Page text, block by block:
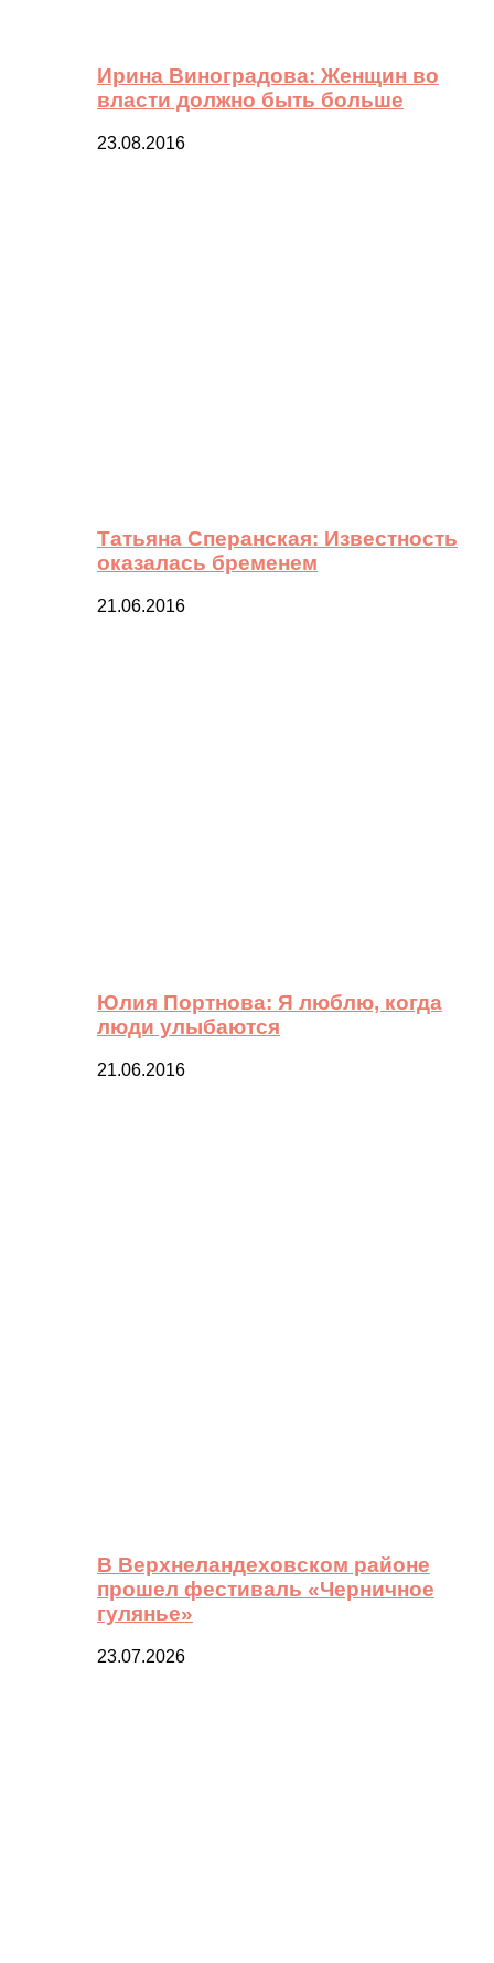
Ирина Виноградова: Женщин во
власти должно быть больше
23.08.2016
Татьяна Сперанская: Известность
оказалась бременем
21.06.2016
Юлия Портнова: Я люблю, когда
люди улыбаются
21.06.2016
В Верхнеландеховском районе
прошел фестиваль «Черничное
гулянье»
23.07.2026